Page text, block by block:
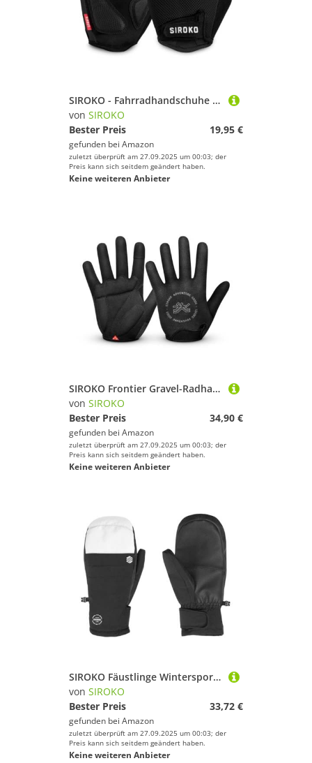
SIROKO - Fahrradhandschuhe Aero Black - XS - Schwarz
von SIROKO
Bester Preis
19,95 €
gefunden bei Amazon
zuletzt überprüft am 27.09.2025 um 00:03; der
Preis kann sich seitdem geändert haben.
Keine weiteren Anbieter
SIROKO Frontier Gravel-Radhandschuhe, Schwarz, Größe XL
von SIROKO
Bester Preis
34,90 €
gefunden bei Amazon
zuletzt überprüft am 27.09.2025 um 00:03; der
Preis kann sich seitdem geändert haben.
Keine weiteren Anbieter
SIROKO Fäustlinge Wintersport Pitztal Weiß Schwarz Herren & Damen, schwarz / weiß, XS
von SIROKO
Bester Preis
33,72 €
gefunden bei Amazon
zuletzt überprüft am 27.09.2025 um 00:03; der
Preis kann sich seitdem geändert haben.
Keine weiteren Anbieter